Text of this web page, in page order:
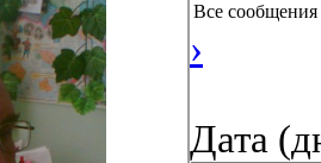
Все сообщения
›
Дата